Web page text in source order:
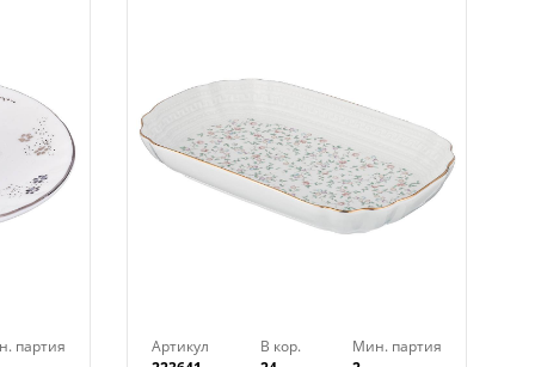
полностью передают
оторвать взгляд!
спокойствие и уют. Они
современной жизни и
печи и мыть в
партия
Артикул
В кор.
Мин. партия